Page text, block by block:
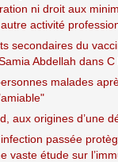
ni droit aux
autre activité
secondaires du
Abdellah dans C
malades
aux origines d’une
passée
vaste étude sur